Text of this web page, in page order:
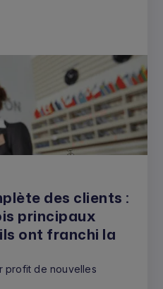
des clients :
principaux
ont franchi la
profit de nouvelles